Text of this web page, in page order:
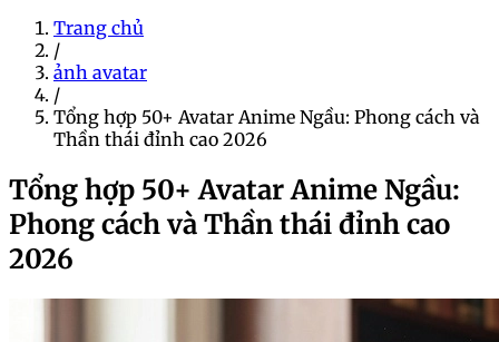
Trang chủ
/
ảnh avatar
/
Tổng hợp 50+ Avatar Anime Ngầu: Phong cách và
Thần thái đỉnh cao 2026
Tổng hợp 50+ Avatar Anime Ngầu:
Phong cách và Thần thái đỉnh cao
2026